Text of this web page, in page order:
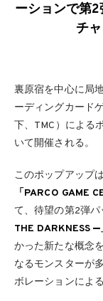
ーションで第
チ
裏原宿を中心に局
ーディングカードゲ
下、TMC）による
いて開催される。
このポップアップ
「PARCO GAME
て、待望の第2弾パ
THE DARKNESS ‒
かった新たな概念
なるモンスターが
ボレーションによ